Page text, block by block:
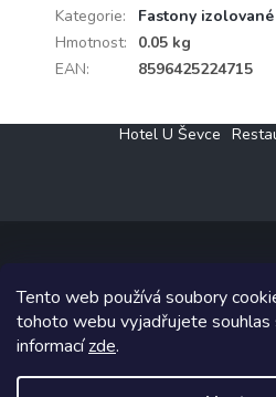
Tento web používá soubory
tohoto webu vyjadřujete souhlas
informacízde.
Kategorie:
Fastony izolované
Hmotnost:
0.05 kg
EAN: 8596425224715
Hotel U Ševce
Copyright 2026Elektro Klesný
Grafický návrh vytvořil a na Shoptet